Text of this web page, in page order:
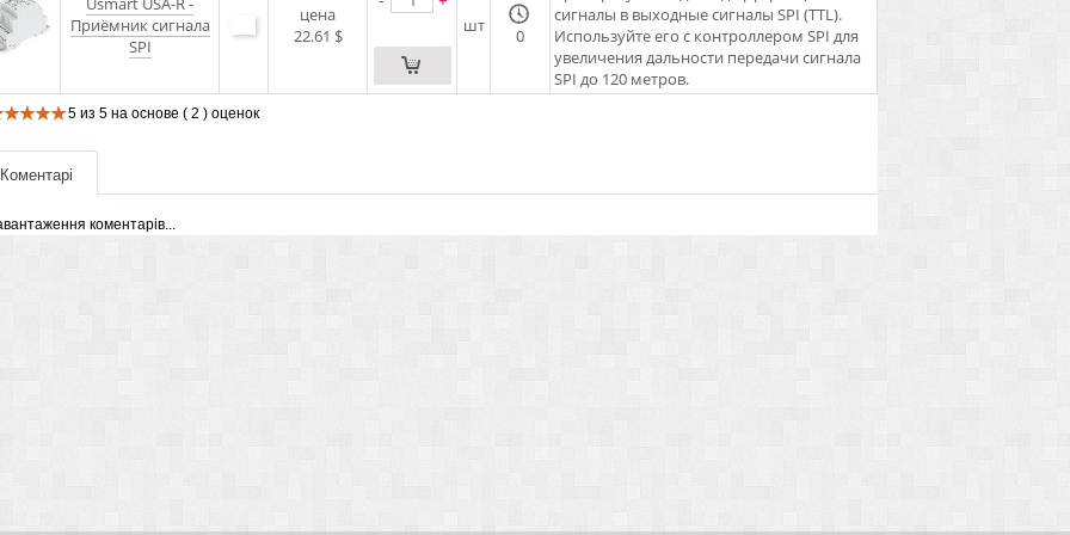
Приёмник сигнала
SPI
цена
22.61 $
шт 0
сигналы в выходные сигналы SPI (TTL).
Используйте его с контроллером SPI для
увеличения дальности передачи сигнала
SPI до 120 метров.
5 из 5 на основе ( 2 ) оценок
Коментарі
коментарів...